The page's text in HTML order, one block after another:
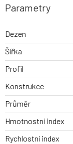
Parametry
Dezen
Šířka
Profil
Konstrukce
Průměr
Hmotnostní index
Rychlostní index